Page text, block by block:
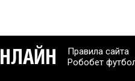
Правила сайта
Робобет